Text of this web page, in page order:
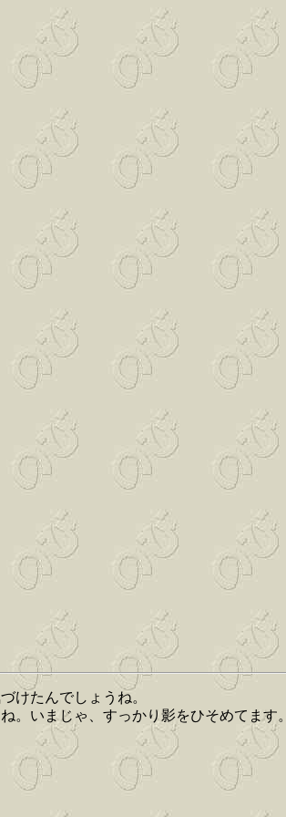
けたんでしょうね。
。いまじゃ、すっかり影をひそめてます。